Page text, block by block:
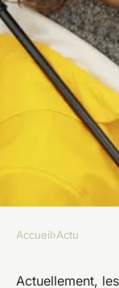
Accueil›Actu
Actuellement,